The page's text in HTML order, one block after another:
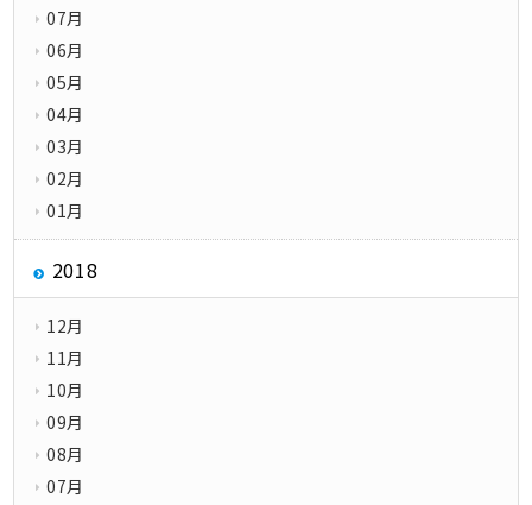
07月
06月
05月
04月
03月
02月
01月
2018
12月
11月
10月
09月
08月
07月